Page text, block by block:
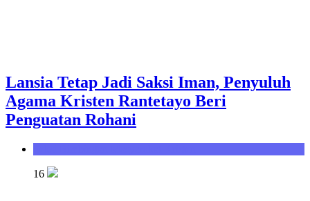
Lansia Tetap Jadi Saksi Iman, Penyuluh
Agama Kristen Rantetayo Beri
Penguatan Rohani
16